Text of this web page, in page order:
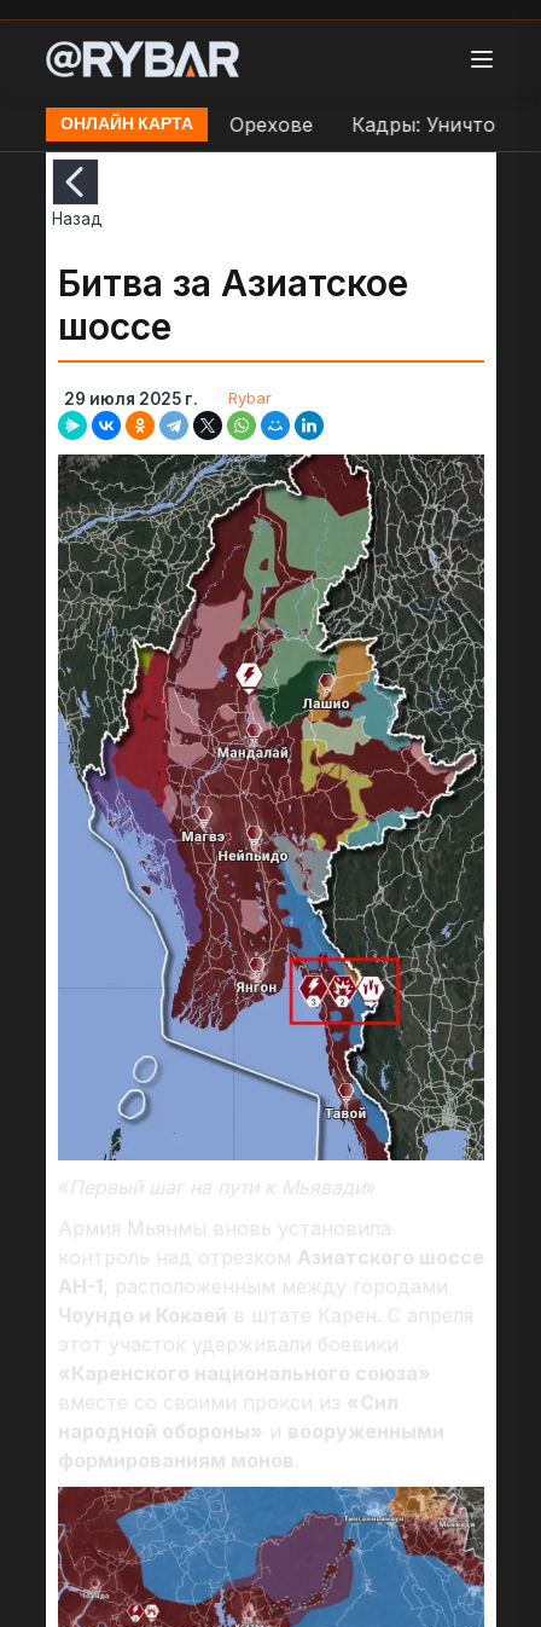
ОНЛАЙН КАРТА
переправе ВСУ в Орехове Кадры:
Назад
Битва за Азиатское
шоссе
29 июля 2025 г. Rybar
«Первый шаг на пути к Мьявади»
Армия Мьянмы вновь установила
контроль над отрезком Азиатского шоссе
AH-1, расположенным между городами
Чоундо и Кокаей в штате Карен. С апреля
этот участок удерживали боевики
«Каренского национального союза»
вместе со своими прокси из «Сил
народной обороны» и вооруженными
формированиям монов.